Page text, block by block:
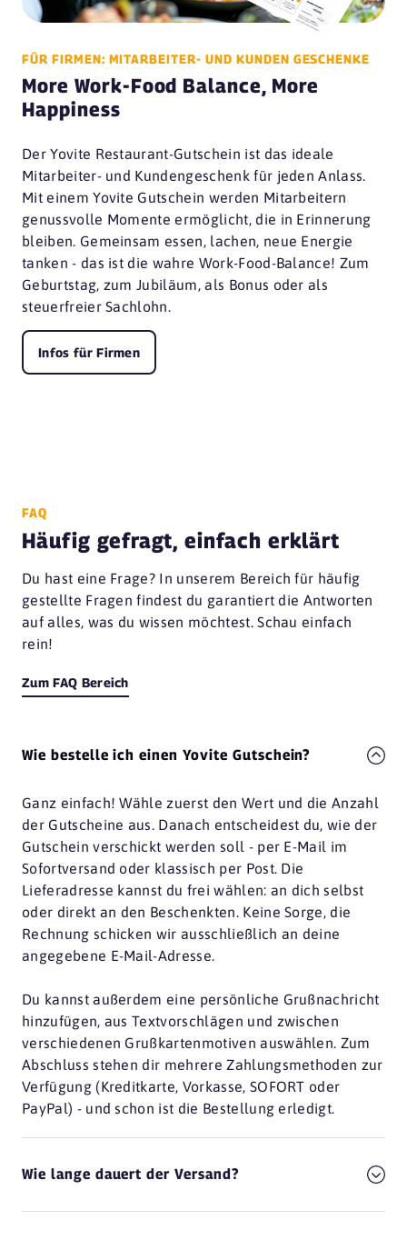
FÜR FIRMEN: MITARBEITER- UND KUNDEN GESCHENKE
More Work-Food Balance, More
Happiness
Der Yovite Restaurant-Gutschein ist das ideale
Mitarbeiter- und Kundengeschenk für jeden Anlass.
Mit einem Yovite Gutschein werden Mitarbeitern
genussvolle Momente ermöglicht, die in Erinnerung
bleiben. Gemeinsam essen, lachen, neue Energie
tanken - das ist die wahre Work-Food-Balance! Zum
Geburtstag, zum Jubiläum, als Bonus oder als
steuerfreier Sachlohn.
Infos für Firmen
FAQ
Häufig gefragt, einfach erklärt
Du hast eine Frage? In unserem Bereich für häufig
gestellte Fragen findest du garantiert die Antworten
auf alles, was du wissen möchtest. Schau einfach
rein!
Zum FAQ Bereich
Wie bestelle ich einen Yovite Gutschein?
Ganz einfach! Wähle zuerst den Wert und die Anzahl
der Gutscheine aus. Danach entscheidest du, wie der
Gutschein verschickt werden soll - per E-Mail im
Sofortversand oder klassisch per Post. Die
Lieferadresse kannst du frei wählen: an dich selbst
oder direkt an den Beschenkten. Keine Sorge, die
Rechnung schicken wir ausschließlich an deine
angegebene E-Mail-Adresse.
Du kannst außerdem eine persönliche Grußnachricht
hinzufügen, aus Textvorschlägen und zwischen
verschiedenen Grußkartenmotiven auswählen. Zum
Abschluss stehen dir mehrere Zahlungsmethoden zur
Verfügung (Kreditkarte, Vorkasse, SOFORT oder
PayPal) - und schon ist die Bestellung erledigt.
Wie lange dauert der Versand?